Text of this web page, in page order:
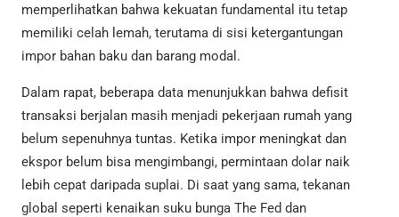
memperlihatkan bahwa kekuatan fundamental itu tetap
memiliki celah lemah, terutama di sisi ketergantungan
impor bahan baku dan barang modal.
Dalam rapat, beberapa data menunjukkan bahwa defisit
transaksi berjalan masih menjadi pekerjaan rumah yang
belum sepenuhnya tuntas. Ketika impor meningkat dan
ekspor belum bisa mengimbangi, permintaan dolar naik
lebih cepat daripada suplai. Di saat yang sama, tekanan
global seperti kenaikan suku bunga The Fed dan